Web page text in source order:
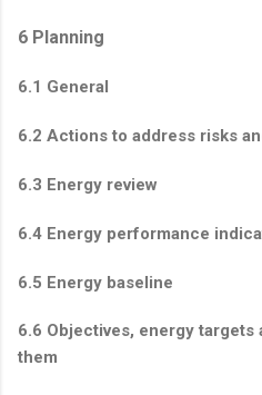
6 Planning
6.1 General
6.2 Actions to address risks
6.3 Energy review
6.4 Energy performance
6.5 Energy baseline
6.6 Objectives, energy targets
them